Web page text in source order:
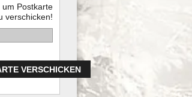
um Postkarte
verschicken!